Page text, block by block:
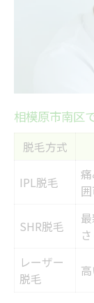
肌
や
脱
肌
最新
話
快
忙
脱
ヒ
毎
相模原市南区
脱毛方式
IPL脱毛
SHR脱毛
レーザー
脱毛